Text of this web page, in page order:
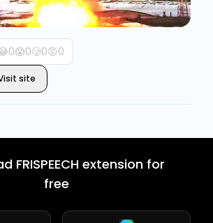
0😱0🥲0😡0
site
FRISPEECH extension for
free